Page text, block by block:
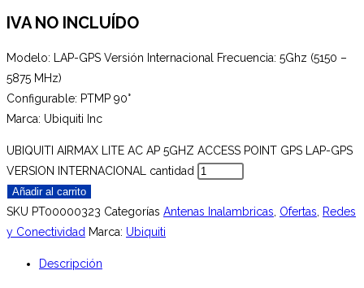
IVA NO INCLUÍDO
Modelo: LAP-GPS Versión Internacional Frecuencia: 5Ghz (5150 –
5875 MHz)
Configurable: PTMP 90°
Marca: Ubiquiti Inc
UBIQUITI AIRMAX LITE AC AP 5GHZ ACCESS POINT GPS LAP-GPS
VERSION INTERNACIONAL cantidad
Añadir al carrito
SKU PT00000323 Categorías Antenas Inalambricas Ofertas
Redes
y Conectividad Marca: Ubiquiti
Descripción